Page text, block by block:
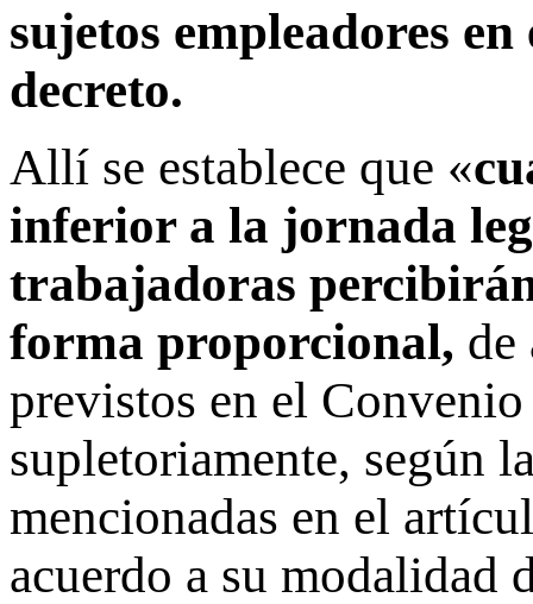
sujetos empleadores
decreto.
Allí se establece que «
inferior a la jornada
trabajadoras
forma proporcional, de
previstos en el
supletoriamente, según
mencionadas en el
acuerdo a su modalidad